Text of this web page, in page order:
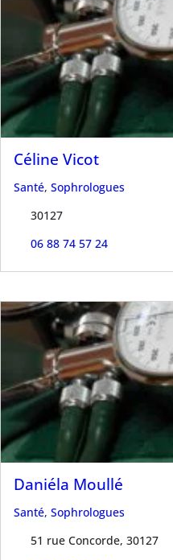
Céline Vicot
Santé, Sophrologues
30127
06 88 74 57 24
Daniéla Moullé
Santé, Sophrologues
51 rue Concorde, 30127